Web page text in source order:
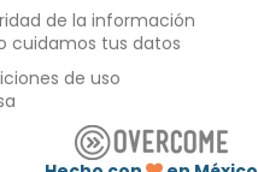
de la información
cuidamos tus datos
de uso